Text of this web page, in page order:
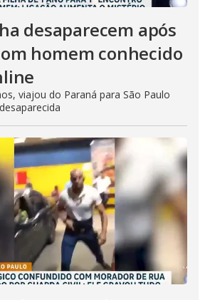
desaparecem após
homem conhecido
viajou do Paraná para São Paulo